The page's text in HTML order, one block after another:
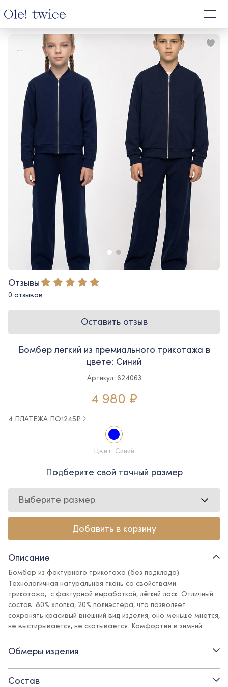
Отзывы
0 отзывов
Оставить отзыв
Бомбер легкий из премиального трикотажа в
цвете: Синий
Артикул: 624063
4 980 ₽
4 ПЛАТЕЖА ПО1245₽
Цвет: Синий
Подберите свой точный размер
Выберите размер
Добавить в корзину
Описание
Бомбер из фактурного трикотажа (без подклада).
Технологичная натуральная ткань со свойствами
трикотажа, с фактурной выработкой, лёгкий лоск. Отличный
состав: 80% хлопка, 20% полиэстера, что позволяет
сохранять красивый внешний вид изделия, оно меньше мнется,
не выстирывается, не скатывается. Комфортен в зимний
период для пребывания даже в жарком помещении и для
ношения под верхней одеждой. Это аналог трикотажного
кардигана - дети его не хотят снимать!
Детали:
Обмеры изделия
Состав